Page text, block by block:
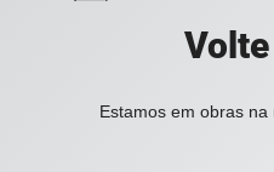
Estamos em obras na